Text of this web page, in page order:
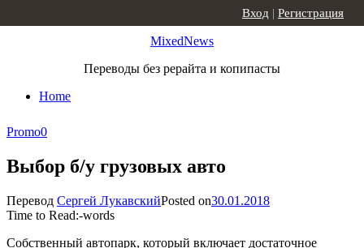
MixedNews
Переводы без рерайта и копипасты
Home
Вход | Регистрация
Promo0
Выбор б/у грузовых авто
Перевод Сергей ЛукавскийPosted on30.01.2018
Time to Read:-words
Собственный автопарк, который включает достаточное